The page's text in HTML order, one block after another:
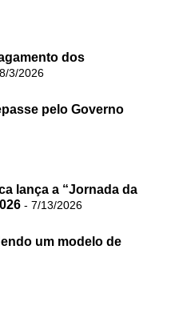
dos
3/2026
pelo Governo
lança a “Jornada da
- 7/13/2026
um modelo de